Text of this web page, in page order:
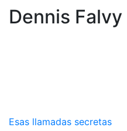
Dennis Falvy
Esas llamadas secretas